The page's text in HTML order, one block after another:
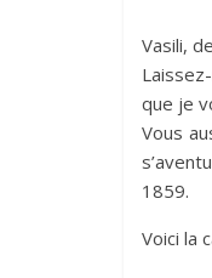
Vasili,
que je
Vous
1859.
Voici la